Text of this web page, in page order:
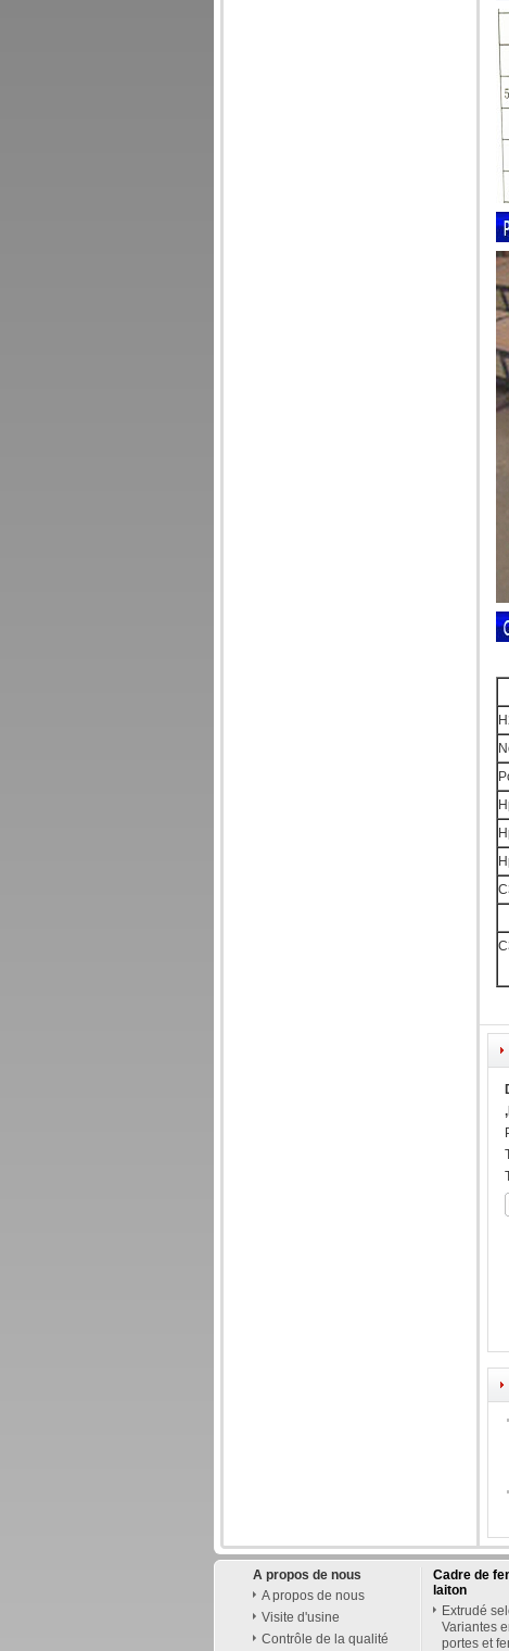
A propos de nous
A propos de nous
Visite d'usine
Contrôle de la qualité
Cadre de
laiton
Extrudé
Variantes
portes et